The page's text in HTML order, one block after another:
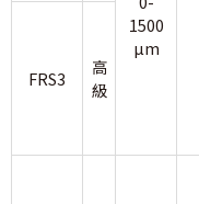
1500
µm
FRS3
高
級